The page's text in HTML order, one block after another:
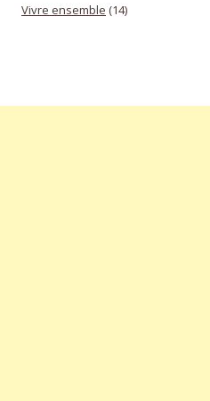
Vivre ensemble (14)